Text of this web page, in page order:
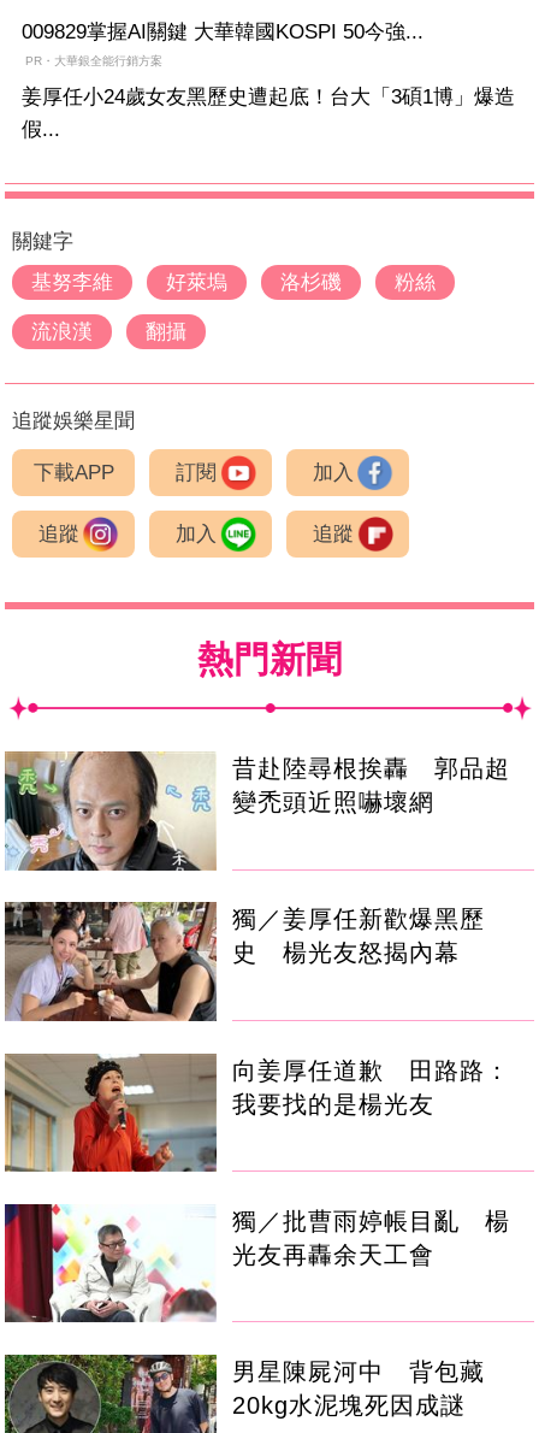
009829掌握AI關鍵 大華韓國KOSPI 50今強...
PR・大華銀全能行銷方案
姜厚任小24歲女友黑歷史遭起底！台大「3碩1博」爆造
假...
關鍵字
基努李維
好萊塢 洛杉磯 粉絲
流浪漢 翻攝
追蹤娛樂星聞
下載APP 訂閱 加入
追蹤 加入 追蹤
熱門新聞
昔赴陸尋根挨轟 郭品超
變禿頭近照嚇壞網
獨／姜厚任新歡爆黑歷
史 楊光友怒揭內幕
向姜厚任道歉 田路路：
我要找的是楊光友
獨／批曹雨婷帳目亂 楊
光友再轟余天工會
男星陳屍河中 背包藏
20kg水泥塊死因成謎